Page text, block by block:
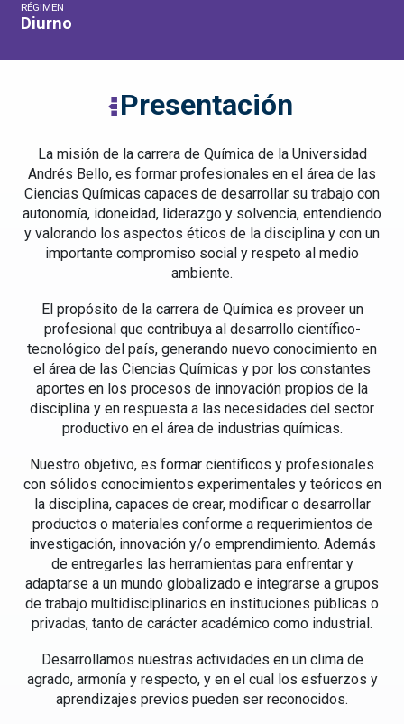
RÉGIMEN
Diurno
Presentación
La misión de la carrera de Química de la Universidad
Andrés Bello, es formar profesionales en el área de las
Ciencias Químicas capaces de desarrollar su trabajo con
autonomía, idoneidad, liderazgo y solvencia, entendiendo
y valorando los aspectos éticos de la disciplina y con un
importante compromiso social y respeto al medio
ambiente.
El propósito de la carrera de Química es proveer un
profesional que contribuya al desarrollo científico-
tecnológico del país, generando nuevo conocimiento en
el área de las Ciencias Químicas y por los constantes
aportes en los procesos de innovación propios de la
disciplina y en respuesta a las necesidades del sector
productivo en el área de industrias químicas.
Nuestro objetivo, es formar científicos y profesionales
con sólidos conocimientos experimentales y teóricos en
la disciplina, capaces de crear, modificar o desarrollar
productos o materiales conforme a requerimientos de
investigación, innovación y/o emprendimiento. Además
de entregarles las herramientas para enfrentar y
adaptarse a un mundo globalizado e integrarse a grupos
de trabajo multidisciplinarios en instituciones públicas o
privadas, tanto de carácter académico como industrial.
Desarrollamos nuestras actividades en un clima de
agrado, armonía y respecto, y en el cual los esfuerzos y
aprendizajes previos pueden ser reconocidos.